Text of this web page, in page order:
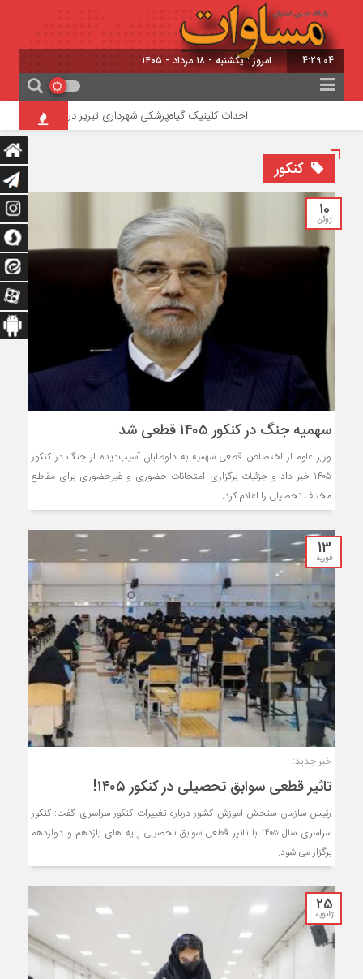
4:29:05 برابر با : 25 - صف
احداث کلینیک گیاه‌پزشکی شهرداری تبریز در تفرجگاه ائل‌گولی
کنکور
10
ژوئن
سهمیه جنگ در کنکور ۱۴۰۵ قطعی شد
وزیر علوم از اختصاص قطعی سهمیه به داوطلبان آسیب‌دیده از جنگ در کنکور
۱۴۰۵ خبر داد و جزئیات برگزاری امتحانات حضوری و غیرحضوری برای مقاطع
مختلف تحصیلی را اعلام کرد.
13
فوریه
خبر جدید:
تاثیر قطعی سوابق تحصیلی در کنکور ۱۴۰۵!
رئیس سازمان سنجش آموزش کشور درباره تغییرات کنکور سراسری گفت: کنکور
سراسری سال ۱۴۰۵ با تاثیر قطعی سوابق تحصیلی پایه های یازدهم و دوازدهم
برگزار می شود.
25
ژانویه